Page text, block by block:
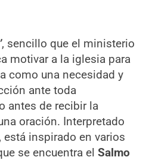
, sencillo que el ministerio
motivar a la iglesia para
como una necesidad y
ante toda
antes de recibir la
oración. Interpretado
, está inspirado en varios
se encuentra el Salmo